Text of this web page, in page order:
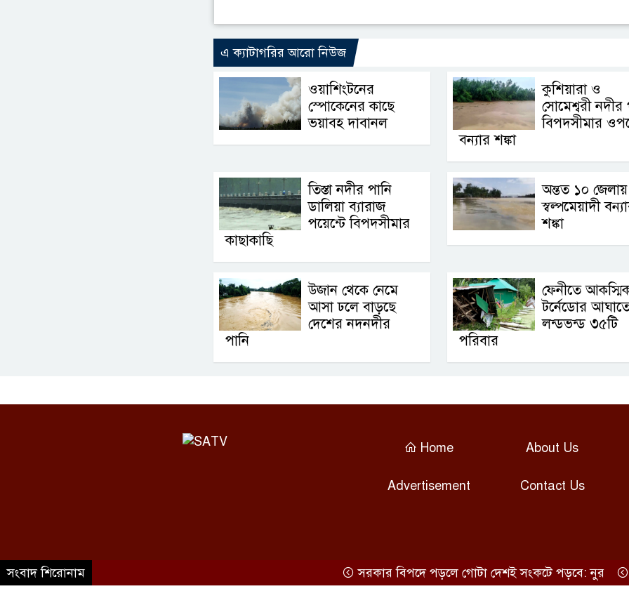
এ ক্যাটাগরির আরো নিউজ
ওয়াশিংটনের
স্পোকেনের কাছে
ভয়াবহ দাবানল
কুশিয়ারা ও
সোমেশ্বরী নদীর
বিপদসীমার
বন্যার শঙ্কা
তিস্তা নদীর পানি
ডালিয়া ব্যারাজ
পয়েন্টে বিপদসীমার
কাছাকাছি
অন্তত ১০ জেলায়
স্বল্পমেয়াদী
শঙ্কা
উজান থেকে নেমে
আসা ঢলে বাড়ছে
দেশের নদনদীর
পানি
ফেনীতে
টর্নেডোর
লন্ডভন্ড ৩৫টি
পরিবার
Home About Us
Advertisement Contact Us
©SATV 2026 All rights reserved
সংবাদ শিরোনাম সরকার বিপদে পড়লে গোটা দেশই সংকটে পড়বে: নুর